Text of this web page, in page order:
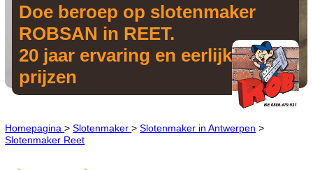
Doe beroep op slotenmaker
ROBSAN in REET.
20 jaar ervaring en eerlijke
prijzen
Homepagina>Slotenmaker>Slotenmaker in Antwerpen >
Slotenmaker Reet